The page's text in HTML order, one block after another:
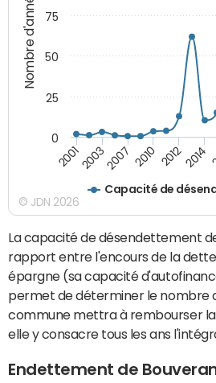
Nombre d'années
Capacité de
200120032007 2010 20122014
0
25
50
75
© JDN 2026
La capacité de désendettement
rapport entre l'encours de la
épargne (sa capacité
permet de déterminer le nombre
commune mettra à rembourser
elle y consacre tous les ans
Endettement de